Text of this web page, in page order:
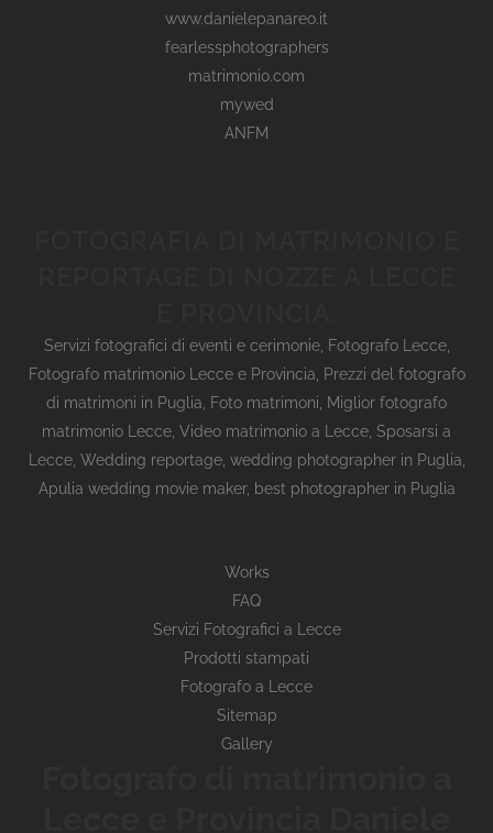
www.danielepanareo.it
fearlessphotographers
matrimonio.com
mywed
ANFM
Servizi fotografici di eventi e cerimonie, Fotografo Lecce,
Fotografo matrimonio Lecce e Provincia
Prezzi del fotografo
di matrimoni in Puglia
Foto matrimoni
Miglior fotografo
matrimonio Lecce Video matrimonio a Lecce Sposarsi a
Lecce, Wedding reportage, wedding photographer in Puglia,
Apulia wedding movie maker, best photographer in Puglia
Works
FAQ
Servizi Fotografici a Lecce
Prodotti stampati
Fotografo a Lecce
Sitemap
Gallery